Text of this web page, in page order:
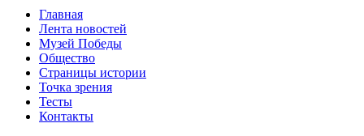
Главная
Лента новостей
Музей Победы
Общество
Страницы истории
Точка зрения
Тесты
Контакты